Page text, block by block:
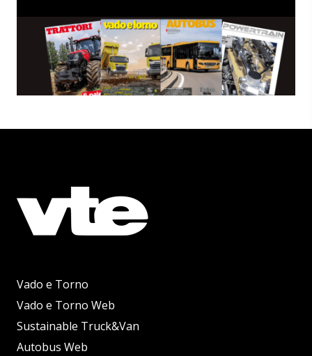
Vado e Torno
Vado e Torno Web
Sustainable Truck&Van
Autobus Web